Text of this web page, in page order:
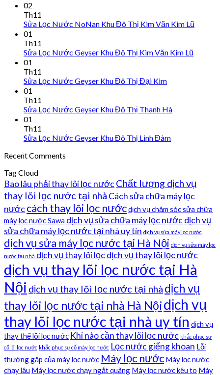
02
Th11
Sửa Lọc Nước NoNan Khu Đô Thị Kim Văn Kim Lũ
01
Th11
Sửa Lọc Nước Geyser Khu Đô Thị Kim Văn Kim Lũ
01
Th11
Sửa Lọc Nước Geyser Khu Đô Thị Đại Kim
01
Th11
Sửa Lọc Nước Geyser Khu Đô Thị Thanh Hà
01
Th11
Sửa Lọc Nước Geyser Khu Đô Thị Linh Đàm
Recent Comments
Tag Cloud
Bao lâu phải thay lõi lọc nước Chất lượng dịch vụ
thay lõi lọc nước tại nhà Cách sửa chữa máy lọc
nước cách thay lõi lọc nướcdịch vụ chăm sóc sửa chữa
máy lọc nước Sawa dịch vụ sửa chữa máy lọc nước dịch vụ
sửa chữa máy lọc nước tại nhà uy tín dịch vụ sửa máy lọc nước
dịch vụ sửa máy lọc nước tại Hà Nội dịch vụ sửa máy lọc
nước tại nhà dịch vụ thay lõi lọc dịch vụ thay lõi lọc nước
dịch vụ thay lõi lọc nước tại Hà
Nội dịch vụ thay lõi lọc nước tại nhà dịch vụ
thay lõi lọc nước tại nhà Hà Nộidịch vụ
thay lõi lọc nước tại nhà uy tín dịch vụ
thay thế lõi lọc nước Khi nào cần thay lõi lọc nước khắc phục sự
cố lõi lọc nước khắc phục sự cố máy lọc nước Lọc nước giếng khoan Lỗi
thường gặp của máy lọc nước Máy lọc nước Máy lọc nước
chạy lâu Máy lọc nước chạy ngắt quãng Máy lọc nước kêu to Máy